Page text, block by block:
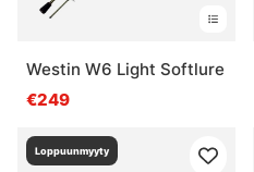
Westin W6 Light Softlure
€249
Loppuunmyyty